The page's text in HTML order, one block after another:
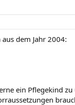
dem Jahr 2004:
ein Pflegekind